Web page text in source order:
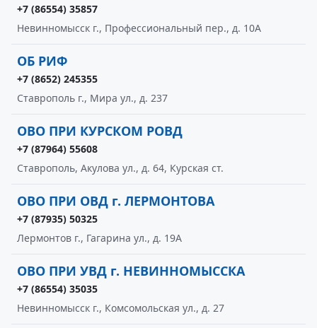
+7 (86554) 35857
Невинномысск г., Профессиональный пер., д. 10А
ОБ РИФ
+7 (8652) 245355
Ставрополь г., Мира ул., д. 237
ОВО ПРИ КУРСКОМ РОВД
+7 (87964) 55608
Ставрополь, Акулова ул., д. 64, Курская ст.
ОВО ПРИ ОВД г. ЛЕРМОНТОВА
+7 (87935) 50325
Лермонтов г., Гагарина ул., д. 19А
ОВО ПРИ УВД г. НЕВИННОМЫССКА
+7 (86554) 35035
Невинномысск г., Комсомольская ул., д. 27